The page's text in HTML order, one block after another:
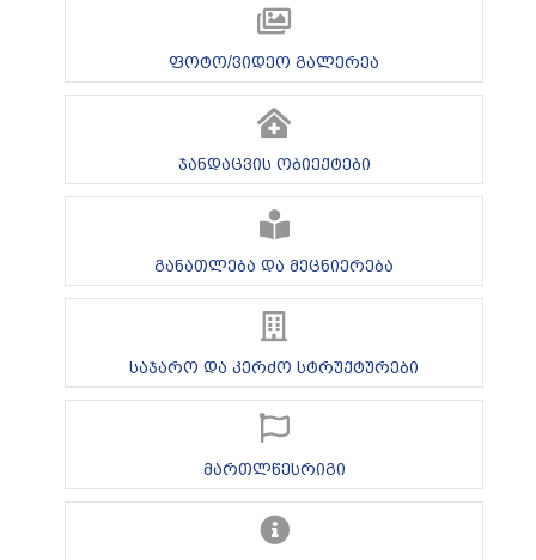
ფოტო/ვიდეო გალერეა
ჯანდაცვის ობიექტები
განათლება და მეცნიერება
საჯარო და კერძო სტრუქტურები
მართლწესრიგი